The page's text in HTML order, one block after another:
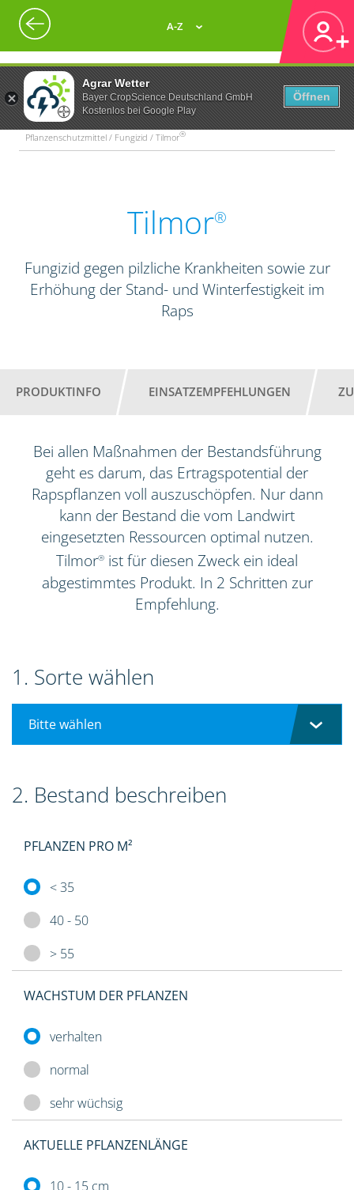
Agrar Wetter
Bayer CropScience Deutschland GmbH
Kostenlos bei Google Play
Öffnen
A-Z
Pflanzenschutzmittel / Fungizid / Tilmor®
Tilmor®
Fungizid gegen pilzliche Krankheiten sowie zur
Erhöhung der Stand- und Winterfestigkeit im
Raps
PRODUKTINFO EINSATZEMPFEHLUNGEN
Bei allen Maßnahmen der Bestandsführung
geht es darum, das Ertragspotential der
Rapspflanzen voll auszuschöpfen. Nur dann
kann der Bestand die vom Landwirt
eingesetzten Ressourcen optimal nutzen.
Tilmor® ist für diesen Zweck ein ideal
abgestimmtes Produkt. In 2 Schritten zur
Empfehlung.
1. Sorte wählen
Bitte wählen
2. Bestand beschreiben
PFLANZEN PRO M²
< 35
40 - 50
> 55
WACHSTUM DER PFLANZEN
verhalten
normal
sehr wüchsig
AKTUELLE PFLANZENLÄNGE
10 - 15 cm